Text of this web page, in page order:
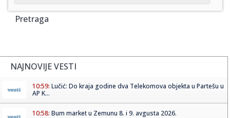
Pretraga
NAJNOVIJE VESTI
10:59: Lučić: Do kraja godine dva Telekomova objekta u Partešu u
AP K...
10:58: Bum market u Zemunu 8. i 9. avgusta 2026.